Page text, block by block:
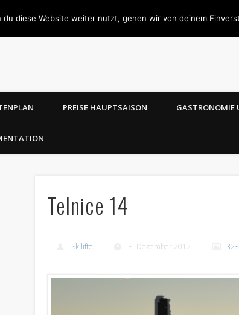
PREISE HAUPTSAISON GASTRONOMIE
Telnice 14
Skilifte 8. Dezember 2012
du diese Website weiter nutzt, gehen wir von deinem